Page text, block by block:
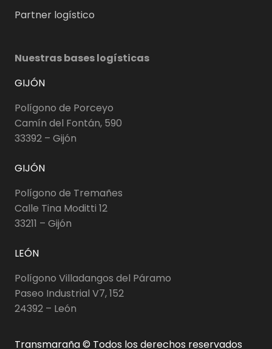
Partner logístico
Nuestras bases logísticas
GIJÓN
Polígono de Porceyo
Camín del Fontán, 590
33392 – Gijón
GIJÓN
Polígono de Tremañes
Calle Tina Moditti 12
33211 – Gijón
LEÓN
Polígono Villadangos del Páramo
Paseo Industrial V7, 152
24392 – León
Transmaraña © Todos los derechos reservados